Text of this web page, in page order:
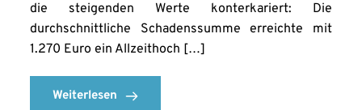
die steigenden Werte konterkariert: Die
durchschnittliche Schadenssumme erreichte mit
1.270 Euro ein Allzeithoch […]
Weiterlesen